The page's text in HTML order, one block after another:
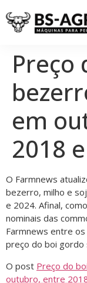
Preço
em
2018
O Farmnews
bezerro, milho e
e 2024. Afinal,
nominais das
Farmnews entre
preço do boi
O post Preço do
outubro, entre